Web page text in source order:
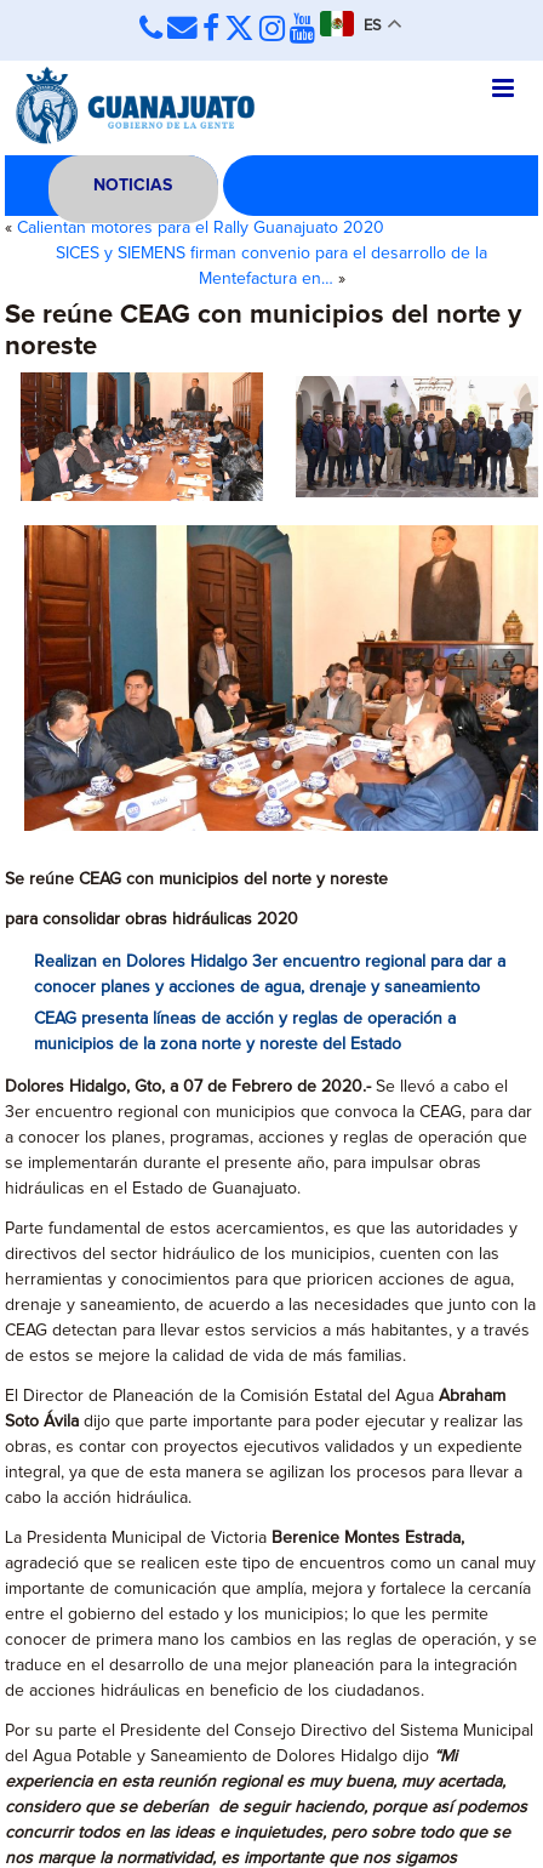
ES
NOTICIAS
«Calientan motores para el Rally Guanajuato 2020
SICES y SIEMENS firman convenio para el desarrollo de la
Mentefactura en… »
Se reúne CEAG con municipios del norte y
noreste
Se reúne CEAG con municipios del norte y noreste
para consolidar obras hidráulicas 2020
Realizan en Dolores Hidalgo 3er encuentro regional para dar a
conocer planes y acciones de agua, drenaje y saneamiento
CEAG presenta líneas de acción y reglas de operación a
municipios de la zona norte y noreste del Estado
Dolores Hidalgo, Gto, a 07 de Febrero de 2020.-Se llevó a cabo el
3er encuentro regional con municipios que convoca la CEAG, para dar
a conocer los planes, programas, acciones y reglas de operación que
se implementarán durante el presente año, para impulsar obras
hidráulicas en el Estado de Guanajuato.
Parte fundamental de estos acercamientos, es que las autoridades y
directivos del sector hidráulico de los municipios, cuenten con las
herramientas y conocimientos para que prioricen acciones de agua,
drenaje y saneamiento, de acuerdo a las necesidades que junto con la
CEAG detectan para llevar estos servicios a más habitantes, y a través
de estos se mejore la calidad de vida de más familias.
El Director de Planeación de la Comisión Estatal del AguaAbraham
Soto Ávila dijo que parte importante para poder ejecutar y realizar las
obras, es contar con proyectos ejecutivos validados y un expediente
integral, ya que de esta manera se agilizan los procesos para llevar a
cabo la acción hidráulica.
La Presidenta Municipal de Victoria Berenice Montes Estrada,
agradeció que se realicen este tipo de encuentros como un canal muy
importante de comunicación que amplía, mejora y fortalece la cercanía
entre el gobierno del estado y los municipios; lo que les permite
conocer de primera mano los cambios en las reglas de operación, y se
traduce en el desarrollo de una mejor planeación para la integración
de acciones hidráulicas en beneficio de los ciudadanos.
Por su parte el Presidente del Consejo Directivo del Sistema Municipal
del Agua Potable y Saneamiento de Dolores Hidalgo dijo “Mi
experiencia en esta reunión regional es muy buena, muy acertada,
considero que se deberían de seguir haciendo, porque así podemos
concurrir todos en las ideas e inquietudes, pero sobre todo que se
nos marque la normatividad, es importante que nos sigamos